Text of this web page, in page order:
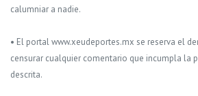
calumniar a nadie.
• El portal www.xeudeportes.mx se reserva el
censurar cualquier comentario que incumpla la
descrita.